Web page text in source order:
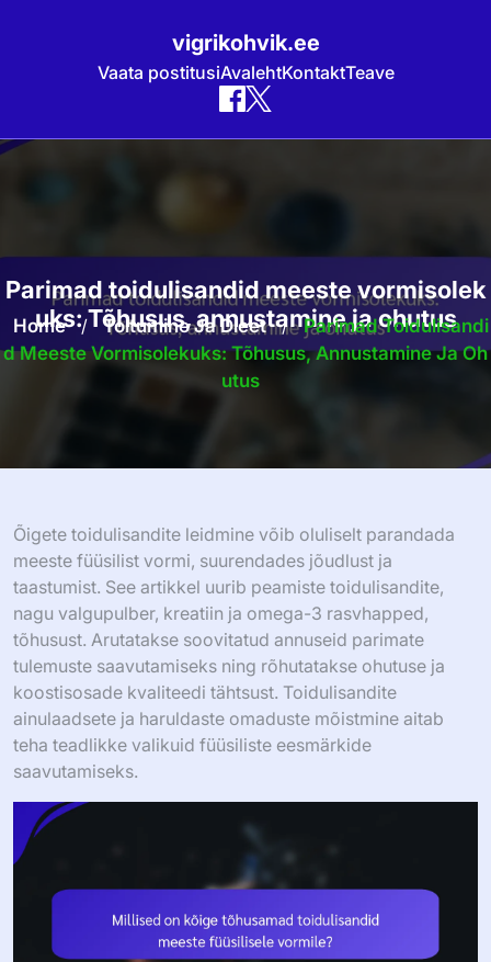
vigrikohvik.ee
Vaata postitusiAvalehtKontaktTeave
Skip
Parimad toidulisandid meeste vormisolek
uks: Tõhusus, annustamine ja ohutus
Home / Toitumine Ja Dieet / Parimad Toidulisandi
D Meeste Vormisolekuks: Tõhusus, Annustamine Ja Oh
Utus
Õigete toidulisandite leidmine võib oluliselt parandada
meeste füüsilist vormi, suurendades jõudlust ja
taastumist. See artikkel uurib peamiste toidulisandite,
nagu valgupulber, kreatiin ja omega-3 rasvhapped,
tõhusust. Arutatakse soovitatud annuseid parimate
tulemuste saavutamiseks ning rõhutatakse ohutuse ja
koostisosade kvaliteedi tähtsust. Toidulisandite
ainulaadsete ja haruldaste omaduste mõistmine aitab
teha teadlikke valikuid füüsiliste eesmärkide
saavutamiseks.